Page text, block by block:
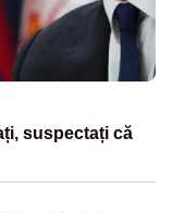
suspectați că